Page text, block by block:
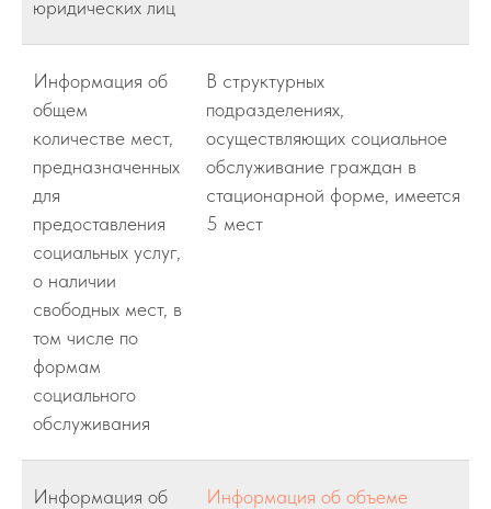
юридических лиц
Информация об
общем
количестве мест,
предназначенных
для
предоставления
социальных услуг,
о наличии
свободных мест, в
том числе по
формам
социального
обслуживания
В структурных
подразделениях,
осуществляющих социальное
обслуживание граждан в
стационарной форме, имеется
5 мест
Информация об
Информация об объеме